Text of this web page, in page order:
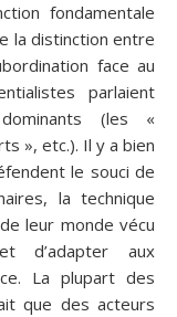
fondamentale
la distinction entre
face au
parlaient
(les «
», etc.). Il y a bien
le souci de
la technique
leur monde vécu
d’adapter aux
La plupart des
que des acteurs